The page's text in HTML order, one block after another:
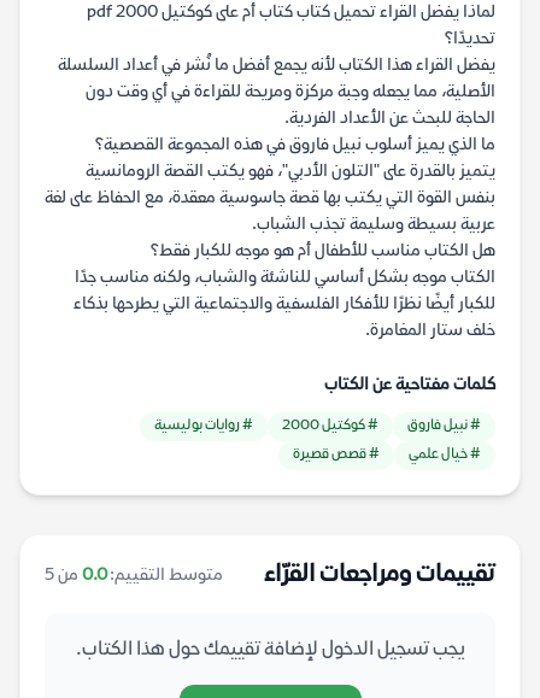
لماذا يفضل القراء تحميل كتاب كتاب أم على كوكتيل 2000 pdf
تحديدًا؟
يفضل القراء هذا الكتاب لأنه يجمع أفضل ما نُشر في أعداد السلسلة
الأصلية، مما يجعله وجبة مركزة ومريحة للقراءة في أي وقت دون
الحاجة للبحث عن الأعداد الفردية.
ما الذي يميز أسلوب نبيل فاروق في هذه المجموعة القصصية؟
يتميز بالقدرة على "التلون الأدبي"، فهو يكتب القصة الرومانسية
بنفس القوة التي يكتب بها قصة جاسوسية معقدة، مع الحفاظ على لغة
عربية بسيطة وسليمة تجذب الشباب.
هل الكتاب مناسب للأطفال أم هو موجه للكبار فقط؟
الكتاب موجه بشكل أساسي للناشئة والشباب، ولكنه مناسب جدًا
للكبار أيضًا نظرًا للأفكار الفلسفية والاجتماعية التي يطرحها بذكاء
خلف ستار المغامرة.
كلمات مفتاحية عن الكتاب
# نبيل فاروق # كوكتيل 2000
# روايات بوليسية
# خيال علمي
# قصص قصيرة
تقييمات ومراجعات القرّاء متوسط التقييم:0.0 من 5
يجب تسجيل الدخول لإضافة تقييمك حول هذا الكتاب.